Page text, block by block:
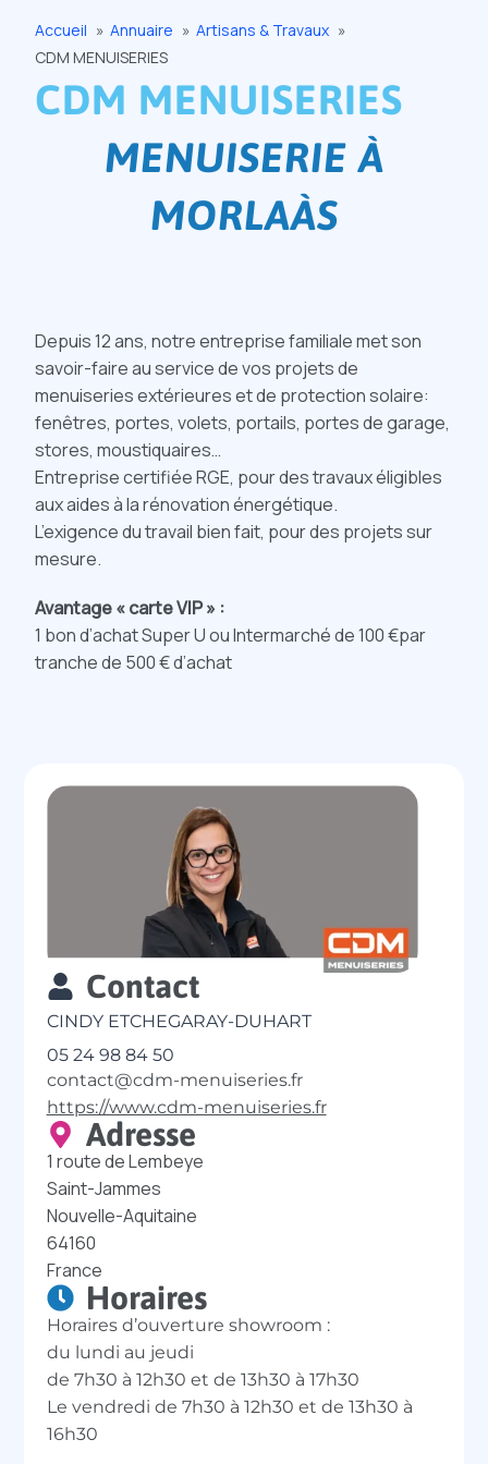
Accueil Annuaire
Artisans & Travaux
CDM MENUISERIES
CDM MENUISERIES
MENUISERIE À
MORLAÀS
Depuis 12 ans, notre entreprise familiale met son
savoir-faire au service de vos projets de
menuiseries extérieures et de protection solaire:
fenêtres, portes, volets, portails, portes de garage,
stores, moustiquaires…
Entreprise certifiée RGE, pour des travaux éligibles
aux aides à la rénovation énergétique.
L’exigence du travail bien fait, pour des projets sur
mesure.
Avantage « carte VIP » :
1 bon d’achat Super U ou Intermarché de 100 €par
tranche de 500 € d’achat
Contact
CINDY ETCHEGARAY-DUHART
05 24 98 84 50
contact@cdm-menuiseries.fr
https://www.cdm-menuiseries.fr
Adresse
1 route de Lembeye
Saint-Jammes
Nouvelle-Aquitaine
64160
France
Horaires
Horaires d’ouverture showroom :
du lundi au jeudi
de 7h30 à 12h30 et de 13h30 à 17h30
Le vendredi de 7h30 à 12h30 et de 13h30 à
16h30